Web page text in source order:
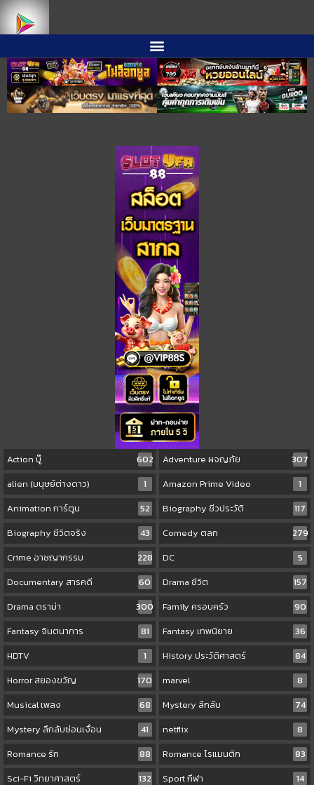
Action บู๊ 602 Adventure ผจญภัย
307
alien (มนุษย์ต่างดาว)
1 Amazon Prime Video
1
Animation การ์ตูน
52 Biography ชีวประวัติ
117
Biography ชีวิตจริง
43 Comedy ตลก
279
Crime อาชญากรรม
228 DC
5
Documentary สารคดี
60 Drama ชีวิต
157
Drama ดราม่า
300 Family ครอบครัว
90
Fantasy จินตนาการ
81 Fantasy เทพนิยาย
36
HDTV
1 History ประวัติศาสตร์
84
Horror สยองขวัญ
170 marvel
8
Musical เพลง
68 Mystery ลึกลับ
74
Mystery ลึกลับซ่อนเงื่อน
41 netflix
8
Romance รัก
88 Romance โรแมนติก
83
Sci-Fi วิทยาศาสตร์
132 Sport กีฬา
14